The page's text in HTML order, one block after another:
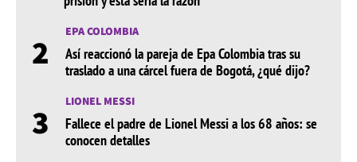
2 EPA COLOMBIA
Así reaccionó la pareja de Epa Colombia tras su
traslado a una cárcel fuera de Bogotá, ¿qué dijo?
3 LIONEL MESSI
Fallece el padre de Lionel Messi a los 68 años: se
conocen detalles